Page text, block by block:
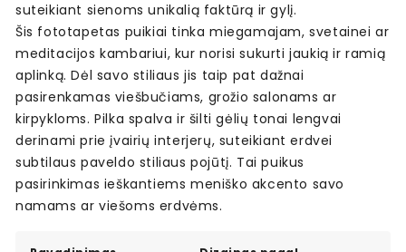
suteikiant sienoms unikalią faktūrą ir gylį.
Šis fototapetas puikiai tinka miegamajam, svetainei ar
meditacijos kambariui, kur norisi sukurti jaukią ir ramią
aplinką. Dėl savo stiliaus jis taip pat dažnai
pasirenkamas viešbučiams, grožio salonams ar
kirpykloms. Pilka spalva ir šilti gėlių tonai lengvai
derinami prie įvairių interjerų, suteikiant erdvei
subtilaus paveldo stiliaus pojūtį. Tai puikus
pasirinkimas ieškantiems meniško akcento savo
namams ar viešoms erdvėms.